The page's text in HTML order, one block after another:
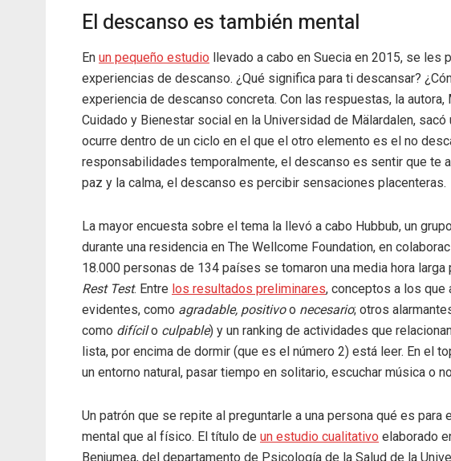
El descanso es también mental
En un pequeño estudio llevado a cabo en Suecia en 2015, se les
experiencias de descanso. ¿Qué significa para ti descansar?
experiencia de descanso concreta. Con las respuestas, la
Cuidado y Bienestar social en la Universidad de Mälardalen,
ocurre dentro de un ciclo en el que el otro elemento es el no
responsabilidades temporalmente, el descanso es sentir que te
paz y la calma, el descanso es percibir sensaciones placenteras.
La mayor encuesta sobre el tema la llevó a cabo Hubbub, un
durante una residencia en The Wellcome Foundation, en
18.000 personas de 134 países se tomaron una media hora
Rest Test. Entre los resultados preliminares, conceptos a los que
evidentes, como agradable, positivoo necesario; otros
como difícilo culpable) y un ranking de actividades que
lista, por encima de dormir (que es el número 2) está leer. En el
un entorno natural, pasar tiempo en solitario, escuchar música o
Un patrón que se repite al preguntarle a una persona qué es
mental que al físico. El título de un estudio cualitativo elaborado
Benjumea, del departamento de Psicología de la Salud de la